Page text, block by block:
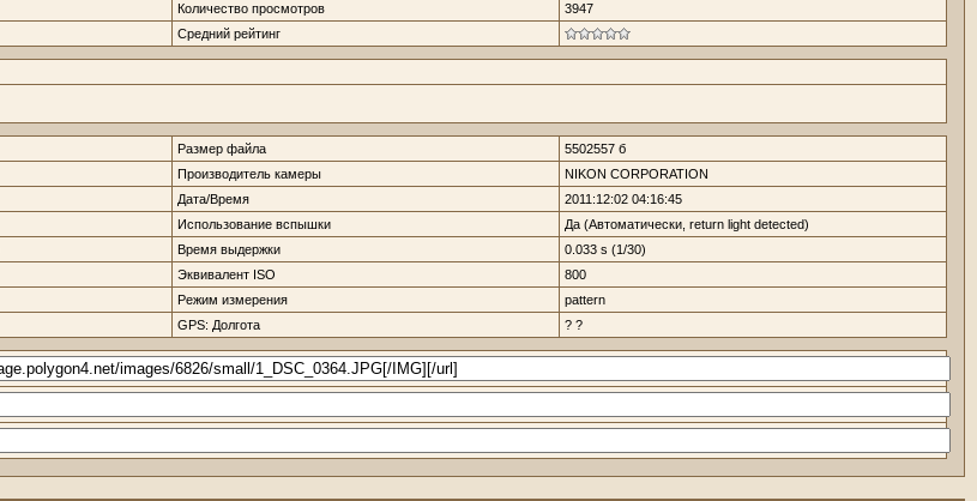
Количество просмотров
3947
Средний рейтинг
Размер файла
5502557 б
Производитель камеры
NIKON CORPORATION
Дата/Время
2011:12:02 04:16:45
Использование вспышки
Да (Автоматически, return light detected)
Время выдержки
0.033 s (1/30)
Эквивалент ISO
800
Режим измерения
pattern
GPS: Долгота ? ?